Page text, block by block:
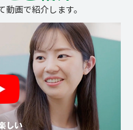
画で紹介します。